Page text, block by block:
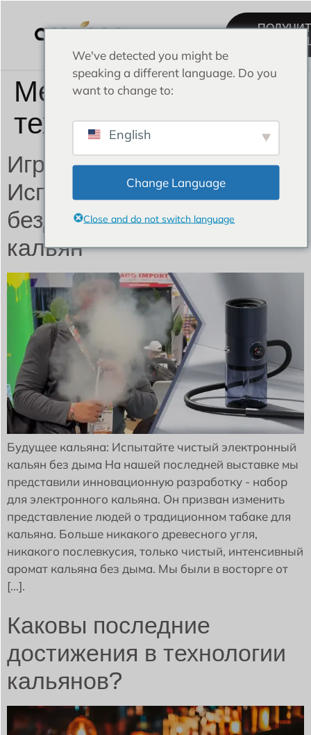
Метка:кальянная
технология
Игра, меняющая кальян:
Испытайте чистый,
бездымный электронный
кальян
Будущее кальяна: Испытайте чистый электронный
кальян без дыма На нашей последней выставке мы
представили инновационную разработку - набор
для электронного кальяна. Он призван изменить
представление людей о традиционном табаке для
кальяна. Больше никакого древесного угля,
никакого послевкусия, только чистый, интенсивный
аромат кальяна без дыма. Мы были в восторге от
[...].
Каковы последние
достижения в технологии
кальянов?
We've detected you might be
speaking a different language. Do you
want to change to:
English
Change Language
Close and do not switch language